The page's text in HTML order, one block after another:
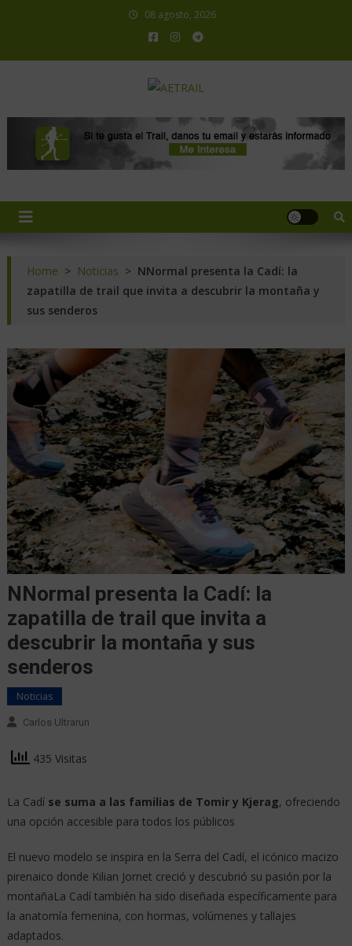
08 agosto, 2026
Home > Noticias > NNormal presenta la Cadí: la
zapatilla de trail que invita a descubrir la montaña y
sus senderos
NNormal presenta la Cadí: la
zapatilla de trail que invita a
descubrir la montaña y sus
senderos
Noticias
Carlos Ultrarun
435 Visitas
La Cadí se suma a las familias de Tomir y Kjerag, ofreciendo
una opción accesible para todos los públicos
El nuevo modelo se inspira en la Serra del Cadí, el icónico macizo
pirenaico donde Kilian Jornet creció y descubrió su pasión por la
montañaLa Cadí también ha sido diseñada específicamente para
la anatomía femenina, con hormas, volúmenes y tallajes
adaptados.